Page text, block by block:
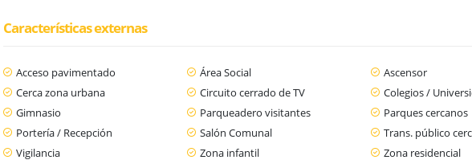
Características externas
Acceso pavimentado Área Social Ascensor
Cerca zona urbana
Circuito cerrado de TV Colegios /
Gimnasio
Parqueadero visitantes Parques cercanos
Portería / Recepción
Salón Comunal Trans. público
Vigilancia
Zona infantil Zona residencial